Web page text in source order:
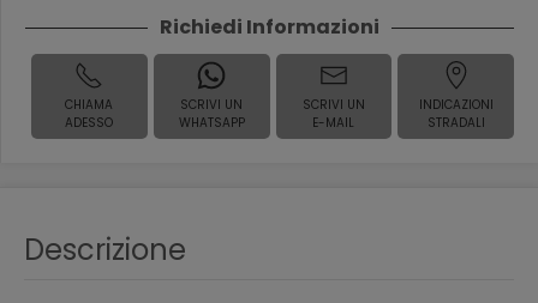
Richiedi Informazioni
CHIAMA
ADESSO
SCRIVI UN
WHATSAPP
SCRIVI UN
E-MAIL
INDICAZIONI
STRADALI
Descrizione